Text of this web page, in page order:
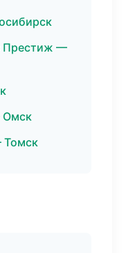
Престиж —
Омск
Томск